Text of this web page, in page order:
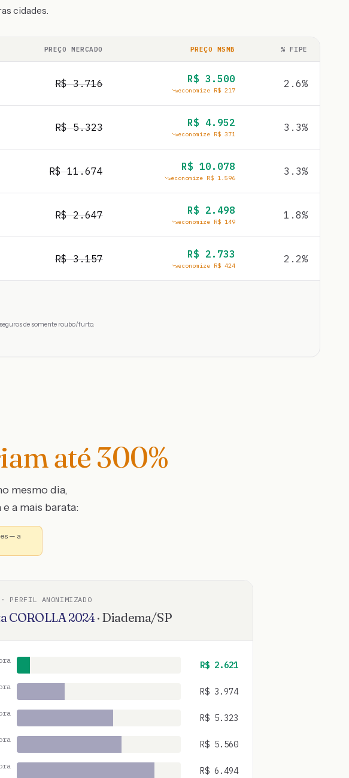
cidades.
PREÇO MERCADO PREÇO MSMB % FIPE
R$3.716 R$ 3.500
economize R$ 217
2.6%
R$5.323 R$ 4.952
economize R$ 371
3.3%
R$11.674 R$ 10.078
economize R$ 1.596
3.3%
R$2.647 R$ 2.498
economize R$ 149
1.8%
R$3.157 R$ 2.733
economize R$ 424
2.2%
de somente roubo/furto.
até 300%
mesmo dia,
a mais barata:
— a
· PERFIL ANONIMIZADO
COROLLA2024· Diadema/SP
R$ 2.621
R$ 3.974
R$ 5.323
R$ 5.560
R$ 6.494